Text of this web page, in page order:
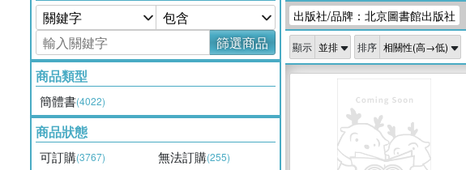
篩選商品
商品類型
簡體書(4022)
商品狀態
可訂購(3767) 無法訂購(255)
出版社/品牌：北京圖書館出版社
顯示 排序